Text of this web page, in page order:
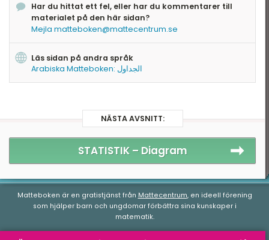
Har du hittat ett fel, eller har du kommentarer till
materialet på den här sidan?
Mejla matteboken@mattecentrum.se
Läs sidan på andra språk
Arabiska Matteboken: الجداول
NÄSTA AVSNITT:
STATISTIK – Diagram
Matteboken är en gratistjänst från Mattecentrum, en ideell förening
som hjälper barn och ungdomar förbättra sina kunskaper i
matematik.